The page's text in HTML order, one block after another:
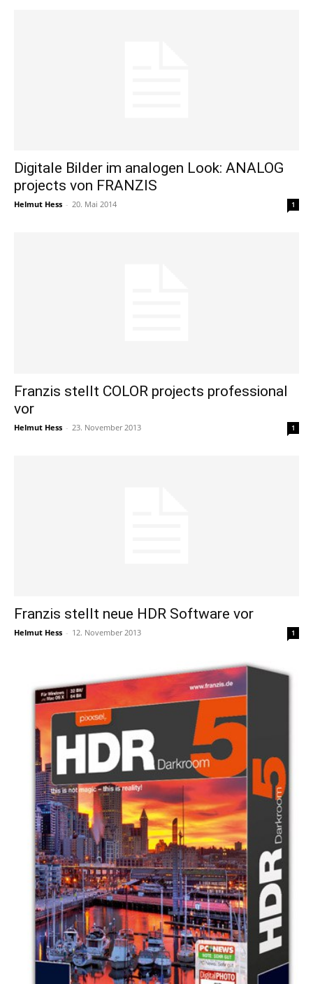
Digitale Bilder im analogen Look: ANALOG
projects von FRANZIS
Helmut Hess - 20. Mai 2014 1
Franzis stellt COLOR projects professional
vor
Helmut Hess - 23. November 2013 1
Franzis stellt neue HDR Software vor
Helmut Hess - 12. November 2013 1